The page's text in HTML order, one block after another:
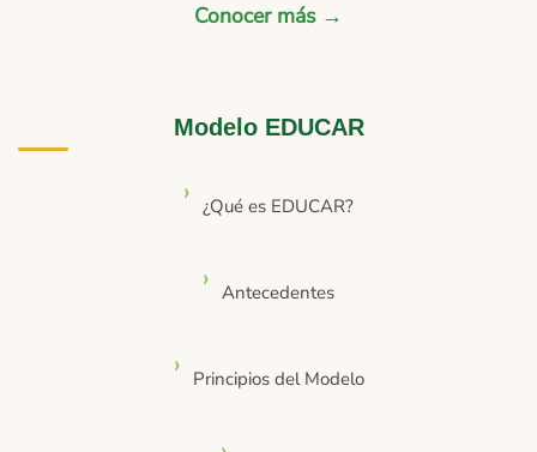
Conocer más →
Modelo EDUCAR
¿Qué es EDUCAR?
Antecedentes
Principios del Modelo